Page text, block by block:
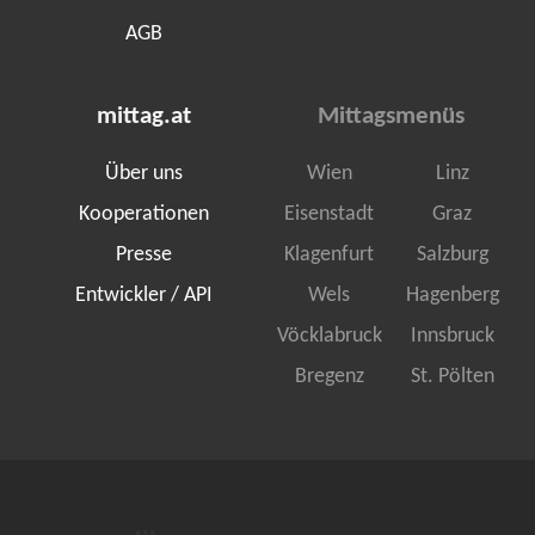
AGB
mittag.at
Über uns
Kooperationen
Presse
Entwickler / API
Mittagsmenüs
Wien
Linz
Eisenstadt
Graz
Klagenfurt
Salzburg
Wels
Hagenberg
Vöcklabruck
Innsbruck
Bregenz
St. Pölten